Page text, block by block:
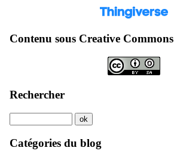
Contenu sous Creative Commons
Rechercher
Catégories du blog